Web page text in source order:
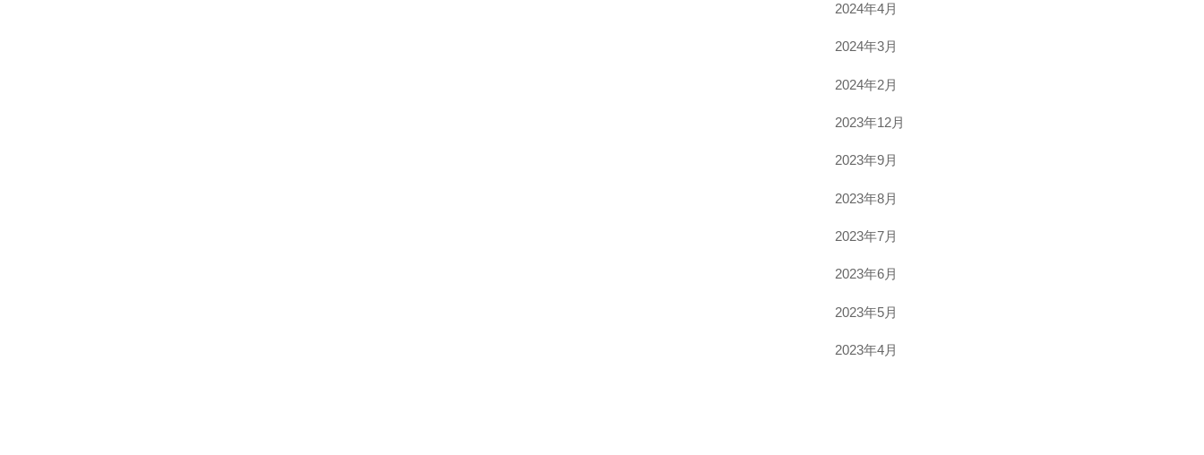
2024年4月
2024年3月
2024年2月
2023年12月
2023年9月
2023年8月
2023年7月
2023年6月
2023年5月
2023年4月